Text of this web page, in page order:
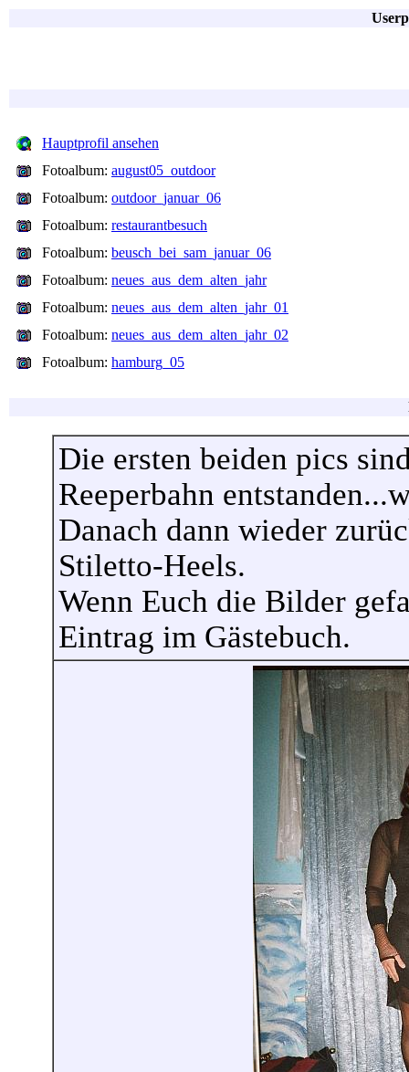
Hauptprofil ansehen
Fotoalbum: august05_outdoor
Fotoalbum: outdoor_januar_06
Fotoalbum: restaurantbesuch
Fotoalbum: beusch_bei_sam_januar_06
Fotoalbum: neues_aus_dem_alten_jahr
Fotoalbum: neues_aus_dem_alten_jahr_01
Fotoalbum: neues_aus_dem_alten_jahr_02
Fotoalbum: hamburg_05
Die ersten beiden pics
Reeperbahn
Danach dann wieder
Stiletto-Heels.
Wenn Euch die Bilder
Eintrag im Gästebuch.